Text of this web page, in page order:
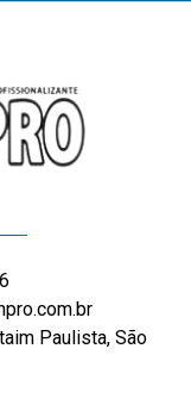
Paulista, São